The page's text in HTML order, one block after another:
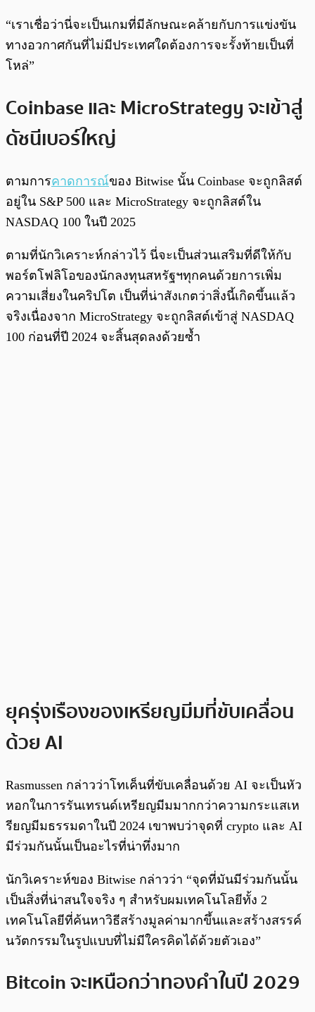
“เราเชื่อว่านี่จะเป็นเกมที่มีลักษณะคล้ายกับการแข่งขัน
ทางอวกาศกันที่ไม่มีประเทศใดต้องการจะรั้งท้ายเป็นที่
โหล่”
Coinbase และ MicroStrategy จะเข้าสู่
ดัชนีเบอร์ใหญ่
ตามการคาดการณ์ของ Bitwise นั้น Coinbase จะถูกลิสต์
อยู่ใน S&P 500 และ MicroStrategy จะถูกลิสต์ใน
NASDAQ 100 ในปี 2025
ตามที่นักวิเคราะห์กล่าวไว้ นี่จะเป็นส่วนเสริมที่ดีให้กับ
พอร์ตโฟลิโอของนักลงทุนสหรัฐฯทุกคนด้วยการเพิ่ม
ความเสี่ยงในคริปโต เป็นที่น่าสังเกตว่าสิ่งนี้เกิดขึ้นแล้ว
จริงเนื่องจาก MicroStrategy จะถูกลิสต์เข้าสู่ NASDAQ
100 ก่อนที่ปี 2024 จะสิ้นสุดลงด้วยซ้ำ
ยุครุ่งเรืองของเหรียญมีมที่ขับเคลื่อน
ด้วย AI
Rasmussen กล่าวว่าโทเค็นที่ขับเคลื่อนด้วย AI จะเป็นหัว
หอกในการรันเทรนด์เหรียญมีมมากกว่าความกระแสเห
รียญมีมธรรมดาในปี 2024 เขาพบว่าจุดที่ crypto และ AI
มีร่วมกันนั้นเป็นอะไรที่น่าทึ่งมาก
นักวิเคราะห์ของ Bitwise กล่าวว่า “จุดที่มันมีร่วมกันนั้น
เป็นสิ่งที่น่าสนใจจริง ๆ สำหรับผมเทคโนโลยีทั้ง 2
เทคโนโลยีที่ค้นหาวิธีสร้างมูลค่ามากขึ้นและสร้างสรรค์
นวัตกรรมในรูปแบบที่ไม่มีใครคิดได้ด้วยตัวเอง”
Bitcoin จะเหนือกว่าทองคำในปี 2029